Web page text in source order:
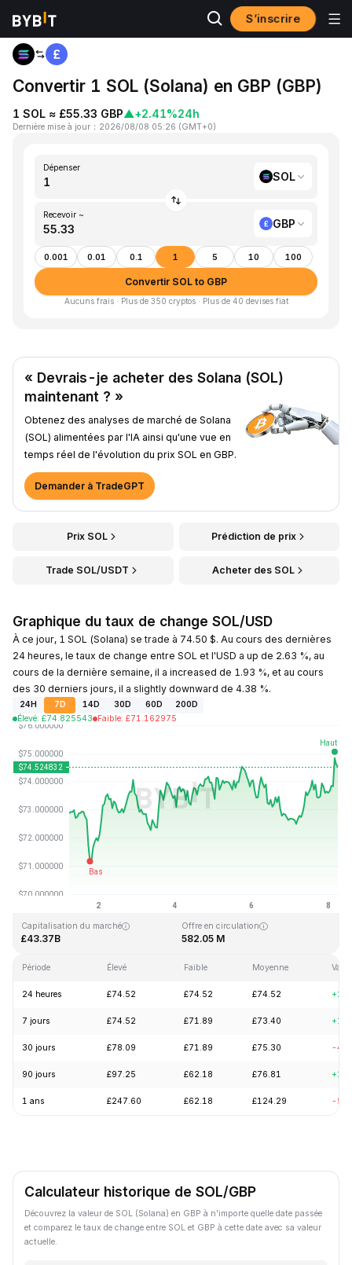
S’inscrire
Accueil
Convertir 1 SOL (Solana) en GBP (GBP)
1 SOL ≈ £55.33 GBP▲+2.41%24h
Dernière mise à jour ： 2026/08/08 05:26 (GMT+0)
Dépenser
SOL
Recevoir ~
GBP
0.001 0.01 0.1 1 5 10 100
Convertir SOL to GBP
Aucuns frais · Plus de 350 cryptos · Plus de 40 devises fiat
« Devrais-je acheter des Solana (SOL)
maintenant ? »
Obtenez des analyses de marché de Solana
(SOL) alimentées par l'IA ainsi qu'une vue en
temps réel de l'évolution du prix SOL en GBP.
Demander à TradeGPT
Prix SOL Prédiction de prix
Trade SOL/USDT Acheter des SOL
Graphique du taux de change SOL/USD
À ce jour, 1 SOL (Solana) se trade à 74.50 $. Au cours des dernières
24 heures, le taux de change entre SOL et l'USD a up de 2.63 %, au
cours de la dernière semaine, il a increased de 1.93 %, et au cours
des 30 derniers jours, il a slightly downward de 4.38 %.
24H 7D 14D 30D 60D
200D
Élevé: £74.825543 Faible: £71.162975
Dernière mise à jour : 2026-08-08, 05:26 GMT+0
Plus haut niveau historique
Capitalisation du marché
£43.37B
Offre en circulation
582.05 M
Période Élevé Faible Moyenne
24 heures £74.52 £74.52 £74.52
7 jours £74.52 £71.89 £73.40
30 jours £78.09 £71.89 £75.30 -
90 jours £97.25 £62.18 £76.81
1 ans £247.60 £62.18 £124.29 -
Calculateur historique de SOL/GBP
Découvrez la valeur de SOL (Solana) en GBP à n'importe quelle date passée
et comparez le taux de change entre SOL et GBP à cette date avec sa valeur
actuelle.